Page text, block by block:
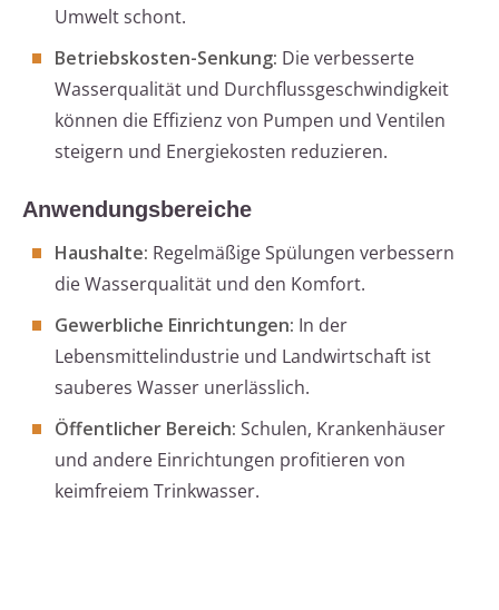
Umwelt schont.
Betriebskosten-Senkung: Die verbesserte
Wasserqualität und Durchflussgeschwindigkeit
können die Effizienz von Pumpen und Ventilen
steigern und Energiekosten reduzieren.
Anwendungsbereiche
Haushalte: Regelmäßige Spülungen verbessern
die Wasserqualität und den Komfort.
Gewerbliche Einrichtungen: In der
Lebensmittelindustrie und Landwirtschaft ist
sauberes Wasser unerlässlich.
Öffentlicher Bereich: Schulen, Krankenhäuser
und andere Einrichtungen profitieren von
keimfreiem Trinkwasser.